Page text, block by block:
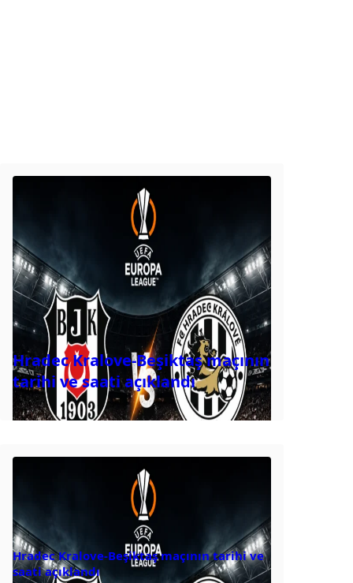
Hradec Kralove-Beşiktaş maçının
tarihi ve saati açıklandı
Hradec Kralove-Beşiktaş maçının tarihi ve
saati açıklandı